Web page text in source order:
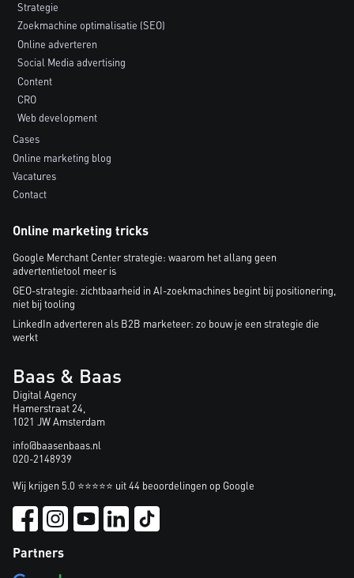
Strategie
Zoekmachine optimalisatie (SEO)
Online adverteren
Social Media advertising
Content
CRO
Web development
Cases
Online marketing blog
Vacatures
Contact
Online marketing tricks
Google Merchant Center strategie: waarom het allang geen
advertentietool meer is
GEO-strategie: zichtbaarheid in AI-zoekmachines begint bij positionering,
niet bij tooling
LinkedIn adverteren als B2B marketeer: zo bouw je een strategie die
werkt
Baas & Baas
Digital Agency
Hamerstraat 24,
1021 JW Amsterdam
info@baasenbaas.nl
020-2148939
Wij krijgen 5.0 ⭐⭐⭐⭐⭐ uit 44 beoordelingen op Google
Partners